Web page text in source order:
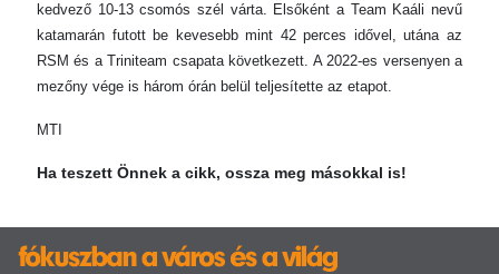
kedvező 10-13 csomós szél várta. Elsőként a Team Kaáli nevű
katamarán futott be kevesebb mint 42 perces idővel, utána az
RSM és a Triniteam csapata következett. A 2022-es versenyen a
mezőny vége is három órán belül teljesítette az etapot.
MTI
Ha teszett Önnek a cikk, ossza meg másokkal is!